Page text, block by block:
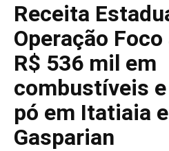
Receita
Operação
R$ 536 mil em
combustíveis
pó em Itatiaia
Gasparian